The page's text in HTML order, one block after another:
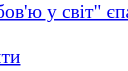
у світ"